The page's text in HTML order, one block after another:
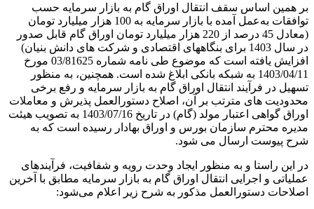
بر همین اساس سقف انتقال اوراق گام به بازار سرمایه حسب
توافقات به‌عمل آمده با بازار سرمایه به 100 هزار میلیارد تومان
(معادل 45 درصد از 220 هزار میلیارد تومان اوراق گام قابل صدور
در سال 1403 برای بنگاههای اقتصادی و شرکت های دانش بنیان)
افزایش یافته است که موضوع طی نامه شماره 81625‏‏/03 مورخ
11‏‏/04‏‏/1403 به شبکه بانکی ابلاغ شده است. همچنین، به منظور
تسهیل در فرآیند انتقال اوراق گام به بازار سرمایه و رفع برخی
محدودیت های مترتب بر آن، اصلاح دستورالعمل پذیرش و معاملات
اوراق گواهی اعتبار مولد (گام) در تاریخ 16‏/07‏/1403 به تصویب هیئت
مدیره محترم سازمان بورس و اوراق بهادار رسیده است که به
شرح پیوست ارسال می شود.
در این راستا و به منظور ایجاد وحدت رویه و شفافیت، فرآیندهای
عملیاتی و اجرایی انتقال اوراق گام به بازار سرمایه مطابق با آخرین
اصلاحات دستورالعمل مذکور به شرح زیر اعلام می‌شود: